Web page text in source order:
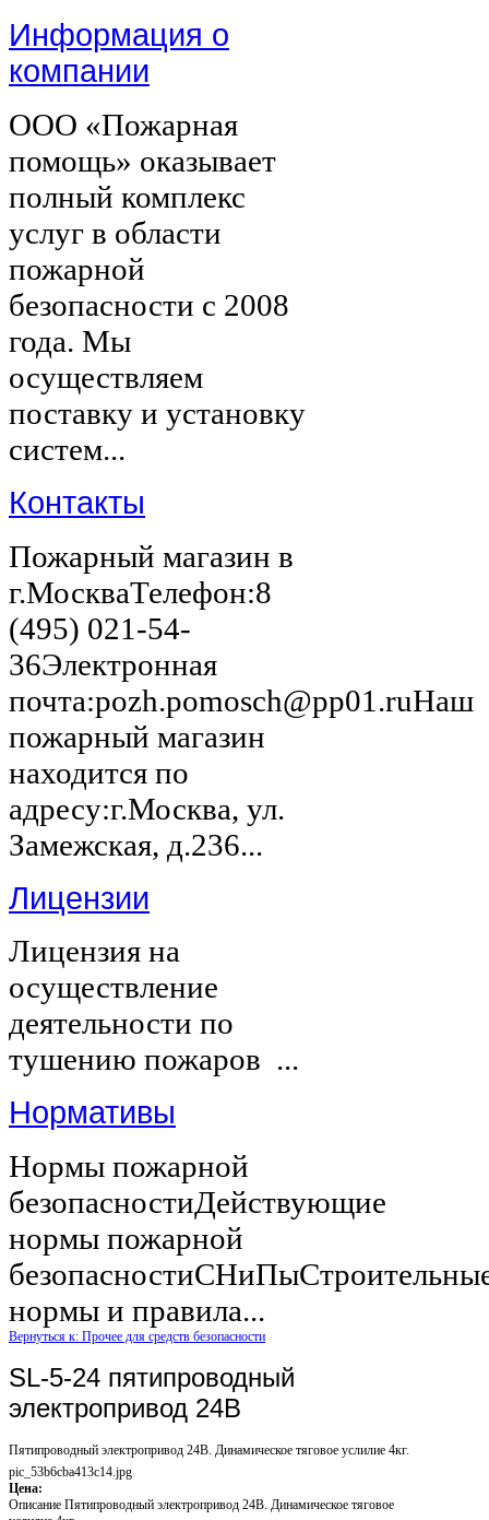
Информация о
компании
ООО «Пожарная
помощь» оказывает
полный комплекс
услуг в области
пожарной
безопасности с 2008
года. Мы
осуществляем
поставку и установку
систем...
Контакты
Пожарный магазин в
г.МоскваТелефон:8
(495) 021-54-
36Электронная
почта:pozh.pomosch@pp01.ruНаш
пожарный магазин
находится по
адресу:г.Москва, ул.
Замежская, д.236...
Лицензии
Лицензия на
осуществление
деятельности по
тушению пожаров ...
Нормативы
Нормы пожарной
безопасностиДействующие
нормы пожарной
нормы и правила...
Вернуться к: Прочее для средств безопасности
SL-5-24 пятипроводный
электропривод 24В
Пятипроводный электропривод 24В. Динамическое тяговое услилие 4кг.
pic_53b6cba413c14.jpg
Цена:
Описание Пятипроводный электропривод 24В. Динамическое тяговое